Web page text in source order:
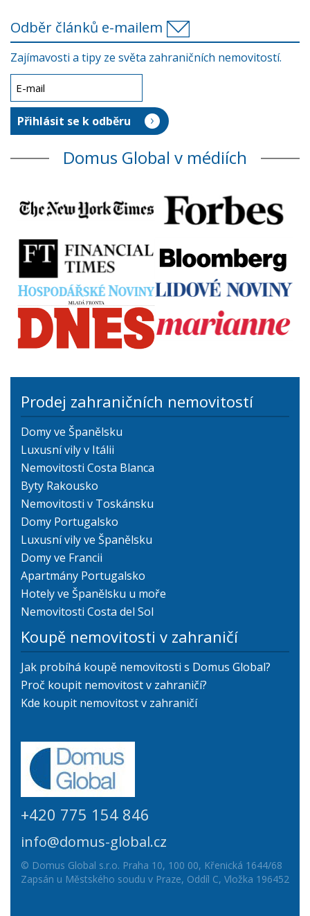
Odběr článků e-mailem
Zajímavosti a tipy ze světa zahraničních nemovitostí.
Domus Global v médiích
Prodej zahraničních nemovitostí
Domy ve Španělsku
Luxusní vily v Itálii
Nemovitosti Costa Blanca
Byty Rakousko
Nemovitosti v Toskánsku
Domy Portugalsko
Luxusní vily ve Španělsku
Domy ve Francii
Apartmány Portugalsko
Hotely ve Španělsku u moře
Nemovitosti Costa del Sol
Koupě nemovitosti v zahraničí
Jak probíhá koupě nemovitosti s Domus Global?
Proč koupit nemovitost v zahraničí?
Kde koupit nemovitost v zahraničí
+420 775 154 846
info@domus-global.cz
© Domus Global s.r.o. Praha 10, 100 00, Křenická 1644/68
Zapsán u Městského soudu v Praze, Oddíl C, Vložka 196452